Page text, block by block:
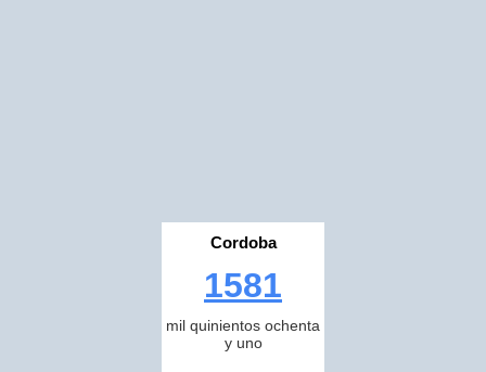
Cordoba
1581
mil quinientos ochenta
y uno